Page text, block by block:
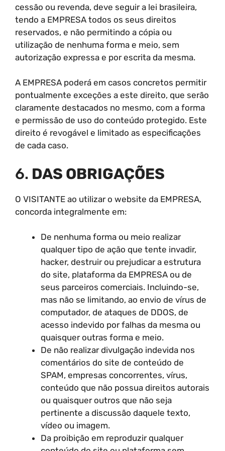
cessão ou revenda, deve seguir a lei brasileira,
tendo a EMPRESA todos os seus direitos
reservados, e não permitindo a cópia ou
utilização de nenhuma forma e meio, sem
autorização expressa e por escrita da mesma.
A EMPRESA poderá em casos concretos permitir
pontualmente exceções a este direito, que serão
claramente destacados no mesmo, com a forma
e permissão de uso do conteúdo protegido. Este
direito é revogável e limitado as especificações
de cada caso.
6. DAS OBRIGAÇÕES
O VISITANTE ao utilizar o website da EMPRESA,
concorda integralmente em:
De nenhuma forma ou meio realizar
qualquer tipo de ação que tente invadir,
hacker, destruir ou prejudicar a estrutura
do site, plataforma da EMPRESA ou de
seus parceiros comerciais. Incluindo-se,
mas não se limitando, ao envio de vírus de
computador, de ataques de DDOS, de
acesso indevido por falhas da mesma ou
quaisquer outras forma e meio.
De não realizar divulgação indevida nos
comentários do site de conteúdo de
SPAM, empresas concorrentes, vírus,
conteúdo que não possua direitos autorais
ou quaisquer outros que não seja
pertinente a discussão daquele texto,
vídeo ou imagem.
Da proibição em reproduzir qualquer